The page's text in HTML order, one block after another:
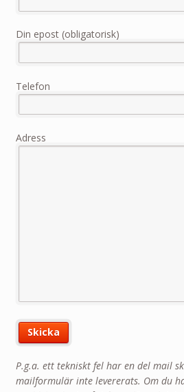
Din epost (obligatorisk)
Telefon
Adress
P.g.a. ett tekniskt fel har en del mail
mailformulär inte levererats. Om du